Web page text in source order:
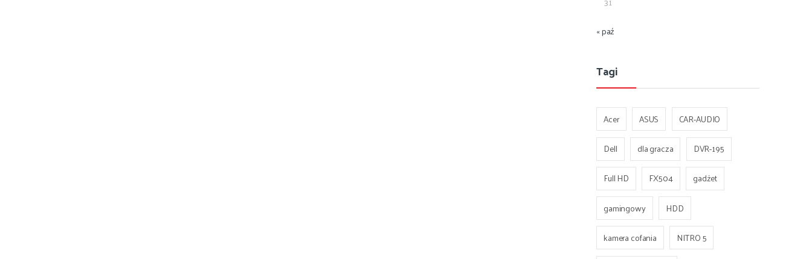
« paź
Tagi
Acer ASUS
CAR-AUDIO
Dell
dla gracza
DVR-195
Full HD
FX504
gadżet
gamingowy
HDD
kamera cofania
NITRO 5